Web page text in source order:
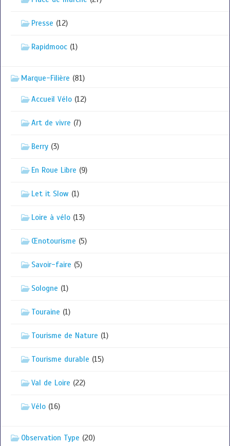
Presse (12)
Rapidmooc (1)
Marque-Filière (81)
Accueil Vélo (12)
Art de vivre (7)
Berry (3)
En Roue Libre (9)
Let it Slow (1)
Loire à vélo (13)
Œnotourisme (5)
Savoir-faire (5)
Sologne (1)
Touraine (1)
Tourisme de Nature (1)
Tourisme durable (15)
Val de Loire (22)
Vélo (16)
Observation Type (20)